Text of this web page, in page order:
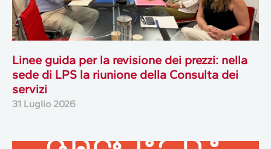
Linee guida per la revisione dei prezzi: nella
sede di LPS la riunione della Consulta dei
servizi
31 Luglio 2026